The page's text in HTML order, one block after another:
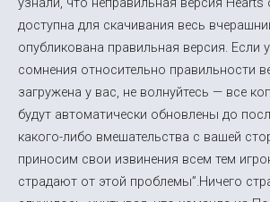
доступна для скачивания весь
опубликована правильная версия. Если
сомнения относительно правильности
загружена у вас, не волнуйтесь — все
будут автоматически обновлены до
какого-либо вмешательства с вашей
приносим свои извинения всем тем
страдают от этой проблемы”.Ничего